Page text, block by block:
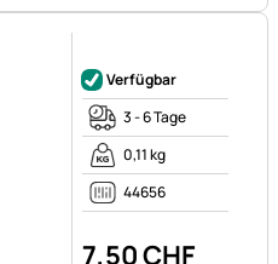
Verfügbar
3 - 6 Tage
0,11 kg
44656
7,50CHF